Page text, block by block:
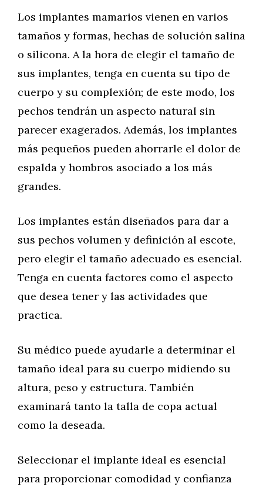
Los implantes mamarios vienen en varios
tamaños y formas, hechas de solución salina
o silicona. A la hora de elegir el tamaño de
sus implantes, tenga en cuenta su tipo de
cuerpo y su complexión; de este modo, los
pechos tendrán un aspecto natural sin
parecer exagerados. Además, los implantes
más pequeños pueden ahorrarle el dolor de
espalda y hombros asociado a los más
grandes.
Los implantes están diseñados para dar a
sus pechos volumen y definición al escote,
pero elegir el tamaño adecuado es esencial.
Tenga en cuenta factores como el aspecto
que desea tener y las actividades que
practica.
Su médico puede ayudarle a determinar el
tamaño ideal para su cuerpo midiendo su
altura, peso y estructura. También
examinará tanto la talla de copa actual
como la deseada.
Seleccionar el implante ideal es esencial
para proporcionar comodidad y confianza